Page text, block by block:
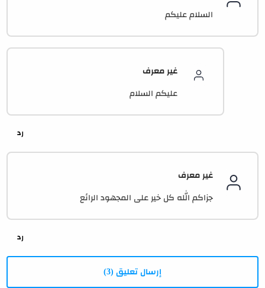
السلام عليكم
غير معرف
عليكم السلام
غير معرف
جزاكم الله كل خير على المجهود الرائع
إرسال تعليق (3)